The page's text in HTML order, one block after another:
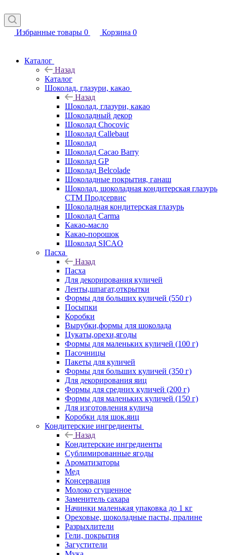
Избранные товары 0 Корзина 0
Каталог
Назад
Каталог
Шоколад, глазури, какао
Назад
Шоколад, глазури, какао
Шоколадный декор
Шоколад Chocovic
Шоколад Callebaut
Шоколад
Шоколад Cacao Barry
Шоколад GP
Шоколад Belcolade
Шоколадные покрытия, ганаш
Шоколад, шоколадная кондитерская глазурь
СТМ Продсервис
Шоколадная кондитерская глазурь
Шоколад Carma
Какао-масло
Какао-порошок
Шоколад SICAO
Пасха
Назад
Пасха
Для декорирования куличей
Ленты,шпагат,открытки
Формы для больших куличей (550 г)
Посыпки
Коробки
Вырубки,формы для шоколада
Цукаты,орехи,ягоды
Формы для маленьких куличей (100 г)
Пасочницы
Пакеты для куличей
Формы для больших куличей (350 г)
Для декорирования яиц
Формы для средних куличей (200 г)
Формы для маленьких куличей (150 г)
Для изготовления кулича
Коробки для шок.яиц
Кондитерские ингредиенты
Назад
Кондитерские ингредиенты
Сублимированные ягоды
Ароматизаторы
Мед
Консервация
Молоко сгущенное
Заменитель сахара
Начинки маленькая упаковка до 1 кг
Ореховые, шоколадные пасты, пралине
Разрыхлители
Гели, покрытия
Загустители